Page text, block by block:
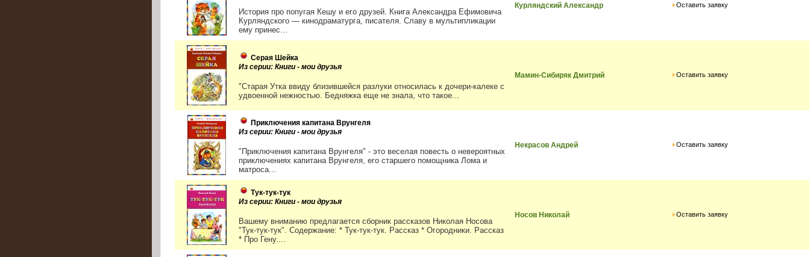
История про попугая Кешу и его друзей. Книга Александра Ефимовича
Курляндского — кинодраматурга, писателя. Славу в мультипликации
ему принес...
Курляндский Александр Оставить заявку
Серая Шейка
Из серии: Книги - мои друзья
"Старая Утка ввиду близившейся разлуки относилась к дочери-калеке с
удвоенной нежностью. Бедняжка еще не знала, что такое...
Мамин-Сибиряк Дмитрий Оставить заявку
Приключения капитана Врунгеля
Из серии: Книги - мои друзья
"Приключения капитана Врунгеля" - это веселая повесть о невероятных
приключениях капитана Врунгеля, его старшего помощника Лома и
матроса...
Некрасов Андрей Оставить заявку
Тук-тук-тук
Из серии: Книги - мои друзья
Вашему вниманию предлагается сборник рассказов Николая Носова
"Тук-тук-тук". Содержание: * Тук-тук-тук. Рассказ * Огородники. Рассказ
* Про Гену....
Носов Николай Оставить заявку